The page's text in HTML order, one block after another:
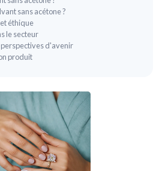
sans acétone ?
éthique
le secteur
d'avenir
produit